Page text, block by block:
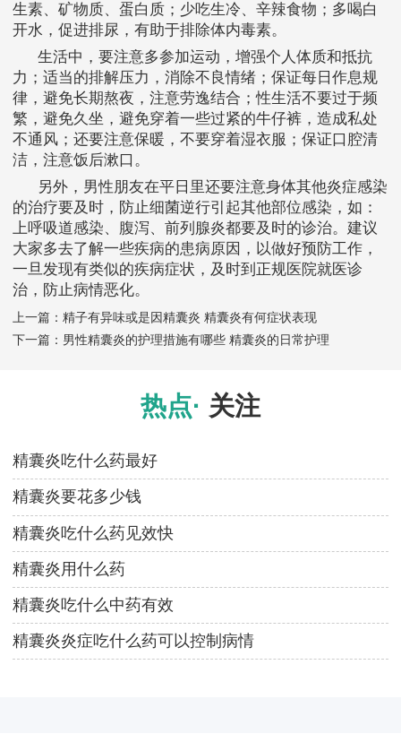
生素、矿物质、蛋白质；少吃生冷、辛辣食物；多喝白
开水，促进排尿，有助于排除体内毒素。
生活中，要注意多参加运动，增强个人体质和抵抗
力；适当的排解压力，消除不良情绪；保证每日作息规
律，避免长期熬夜，注意劳逸结合；性生活不要过于频
繁，避免久坐，避免穿着一些过紧的牛仔裤，造成私处
不通风；还要注意保暖，不要穿着湿衣服；保证口腔清
洁，注意饭后漱口。
另外，男性朋友在平日里还要注意身体其他炎症感染
的治疗要及时，防止细菌逆行引起其他部位感染，如：
上呼吸道感染、腹泻、前列腺炎都要及时的诊治。建议
大家多去了解一些疾病的患病原因，以做好预防工作，
一旦发现有类似的疾病症状，及时到正规医院就医诊
治，防止病情恶化。
上一篇： 精子有异味或是因精囊炎 精囊炎有何症状表现
下一篇： 男性精囊炎的护理措施有哪些 精囊炎的日常护理
热点· 关注
精囊炎吃什么药最好
精囊炎要花多少钱
精囊炎吃什么药见效快
精囊炎用什么药
精囊炎吃什么中药有效
精囊炎炎症吃什么药可以控制病情